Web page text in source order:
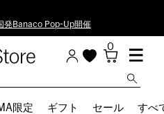
発Banaco Pop-Up開催
0
限定 ギフト セール すべ